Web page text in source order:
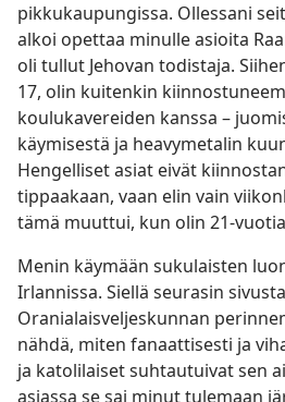
pikkukaupungissa. Ollessani
alkoi opettaa minulle asioita
oli tullut Jehovan todistaja.
17, olin kuitenkin
koulukavereiden kanssa –
käymisestä ja heavymetalin
Hengelliset asiat eivät
tippaakaan, vaan elin vain
tämä muuttui, kun olin 21-
Menin käymään sukulaisten
Irlannissa. Siellä seurasin
Oranialaisveljeskunnan
nähdä, miten fanaattisesti ja
ja katolilaiset suhtautuivat sen
asiassa se sai minut tulemaan